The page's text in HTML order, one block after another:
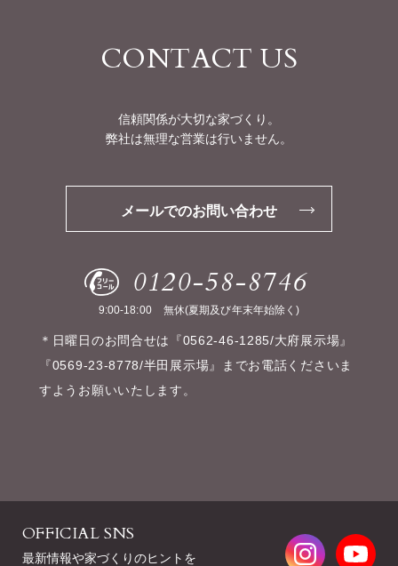
CONTACT US
信頼関係が大切な家づくり。
弊社は無理な営業は行いません。
メールでのお問い合わせ
0120-58-8746
9:00-18:00 無休(夏期及び年末年始除く)
＊日曜日のお問合せは『0562-46-1285/大府展示場』
『0569-23-8778/半田展示場』までお電話くださいま
すようお願いいたします。
OFFICIAL SNS
最新情報や家づくりのヒントを